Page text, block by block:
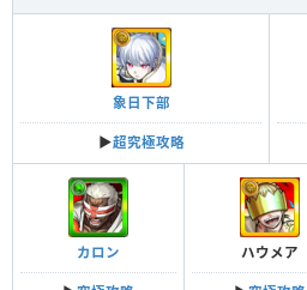
象日下部
▶︎超究極攻略
カロン ハウメア